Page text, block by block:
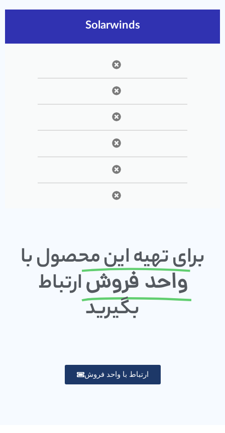
Solarwinds
برای تهیه این محصول با
واحد فروشارتباط
بگیرید
ارتباط با واحد فروش